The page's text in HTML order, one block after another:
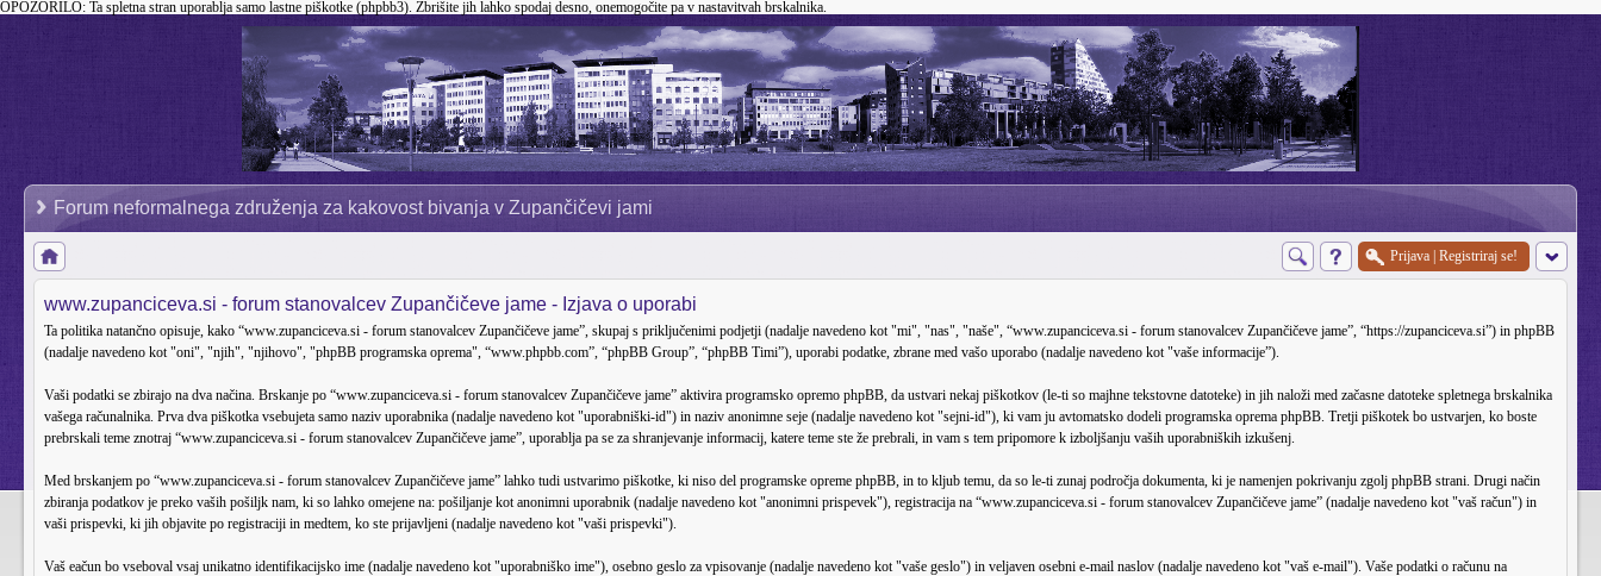
OPOZORILO: Ta spletna stran uporablja samo lastne piškotke (phpbb3). Zbrišite jih lahko spodaj desno, onemogočite pa v nastavitvah brskalnika.
Forum neformalnega združenja za kakovost bivanja v Zupančičevi jami
Prijava Registriraj se!
www.zupanciceva.si - forum stanovalcev Zupančičeve jame - Izjava o uporabi
Ta politika natančno opisuje, kako “www.zupanciceva.si - forum stanovalcev Zupančičeve jame”, skupaj s priključenimi podjetji (nadalje navedeno kot "mi", "nas", "naše", “www.zupanciceva.si - forum stanovalcev Zupančičeve jame”, “https://zupanciceva.si”) in phpBB
(nadalje navedeno kot "oni", "njih", "njihovo", "phpBB programska oprema", “www.phpbb.com”, “phpBB Group”, “phpBB Timi”), uporabi podatke, zbrane med vašo uporabo (nadalje navedeno kot "vaše informacije”).
Vaši podatki se zbirajo na dva načina. Brskanje po “www.zupanciceva.si - forum stanovalcev Zupančičeve jame” aktivira programsko opremo phpBB, da ustvari nekaj piškotkov (le-ti so majhne tekstovne datoteke) in jih naloži med začasne datoteke spletnega brskalnika
vašega računalnika. Prva dva piškotka vsebujeta samo naziv uporabnika (nadalje navedeno kot "uporabniški-id") in naziv anonimne seje (nadalje navedeno kot "sejni-id"), ki vam ju avtomatsko dodeli programska oprema phpBB. Tretji piškotek bo ustvarjen, ko boste
prebrskali teme znotraj “www.zupanciceva.si - forum stanovalcev Zupančičeve jame”, uporablja pa se za shranjevanje informacij, katere teme ste že prebrali, in vam s tem pripomore k izboljšanju vaših uporabniških izkušenj.
Med brskanjem po “www.zupanciceva.si - forum stanovalcev Zupančičeve jame” lahko tudi ustvarimo piškotke, ki niso del programske opreme phpBB, in to kljub temu, da so le-ti zunaj področja dokumenta, ki je namenjen pokrivanju zgolj phpBB strani. Drugi način
zbiranja podatkov je preko vaših pošiljk nam, ki so lahko omejene na: pošiljanje kot anonimni uporabnik (nadalje navedeno kot "anonimni prispevek"), registracija na “www.zupanciceva.si - forum stanovalcev Zupančičeve jame” (nadalje navedeno kot "vaš račun") in
vaši prispevki, ki jih objavite po registraciji in medtem, ko ste prijavljeni (nadalje navedeno kot "vaši prispevki").
Vaš eačun bo vseboval vsaj unikatno identifikacijsko ime (nadalje navedeno kot "uporabniško ime"), osebno geslo za vpisovanje (nadalje navedeno kot "vaše geslo") in veljaven osebni e-mail naslov (nadalje navedeno kot "vaš e-mail"). Vaše podatki o računu na